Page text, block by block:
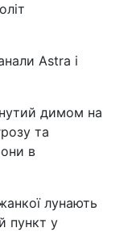
Astra і
димом на
та
в
лунають
пункт у